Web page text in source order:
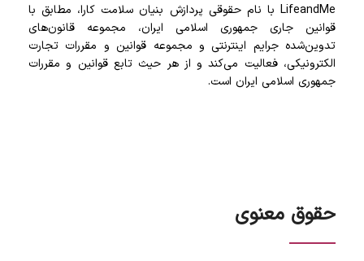
LifeandMe با نام حقوقی پردازش بنیان سلامت کارا، مطابق با
قوانین جاری جمهوری اسلامی ایران، مجموعه قانون‌های
تدوین‌شده جرایم اینترنتی و مجموعه قوانین و مقررات تجارت
الکترونیکی، فعالیت می‌کند و از هر حیث تابع قوانین و مقررات
جمهوری اسلامی ایران است.
حقوق معنوی